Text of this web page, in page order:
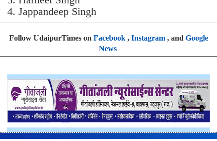
4. ⁠Jappandeep Singh
Follow UdaipurTimes on Facebook, Instagram, and Google
News